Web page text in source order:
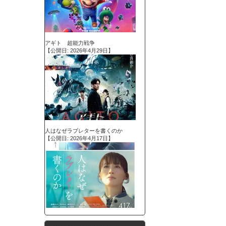
アギト 超能力戦争
【公開日: 2026年4月29日】
人はなぜラブレターを書くのか
【公開日: 2026年4月17日】